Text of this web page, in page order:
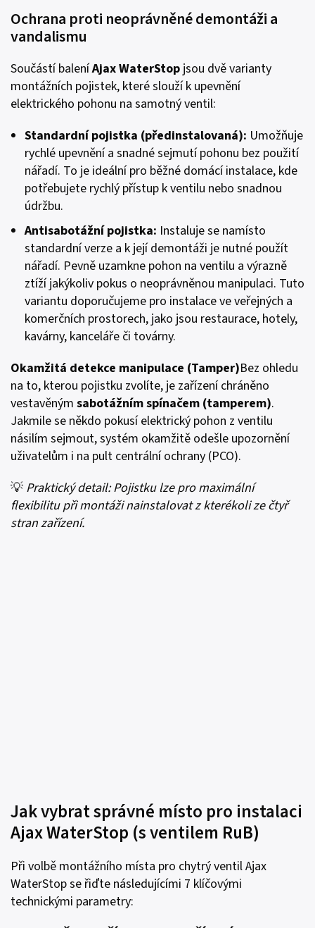
Ochrana proti neoprávněné demontáži a
vandalismu
Součástí baleníAjax WaterStop jsou dvě varianty
montážních pojistek, které slouží k upevnění
elektrického pohonu na samotný ventil:
Standardní pojistka (předinstalovaná): Umožňuje
rychlé upevnění a snadné sejmutí pohonu bez použití
nářadí. To je ideální pro běžné domácí instalace, kde
potřebujete rychlý přístup k ventilu nebo snadnou
údržbu.
Antisabotážní pojistka: Instaluje se namísto
standardní verze a k její demontáži je nutné použít
nářadí. Pevně uzamkne pohon na ventilu a výrazně
ztíží jakýkoliv pokus o neoprávněnou manipulaci. Tuto
variantu doporučujeme pro instalace ve veřejných a
komerčních prostorech, jako jsou restaurace, hotely,
kavárny, kanceláře či továrny.
Okamžitá detekce manipulace (Tamper)Bez ohledu
na to, kterou pojistku zvolíte, je zařízení chráněno
vestavěným sabotážním spínačem (tamperem).
Jakmile se někdo pokusí elektrický pohon z ventilu
násilím sejmout, systém okamžitě odešle upozornění
uživatelům i na pult centrální ochrany (PCO).
💡 Praktický detail: Pojistku lze pro maximální
flexibilitu při montáži nainstalovat z kterékoli ze čtyř
stran zařízení.
Jak vybrat správné místo pro instalaci
Ajax WaterStop (s ventilem RuB)
Při volbě montážního místa pro chytrý ventil Ajax
WaterStop se řiďte následujícími 7 klíčovými
technickými parametry: